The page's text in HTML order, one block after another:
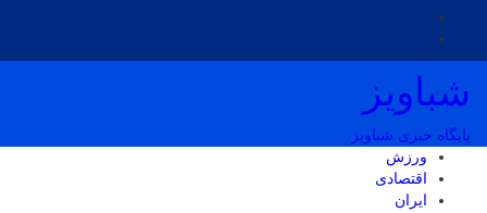
شباویز
پایگاه خبری شباویز
ورزش
اقتصادی
ایران